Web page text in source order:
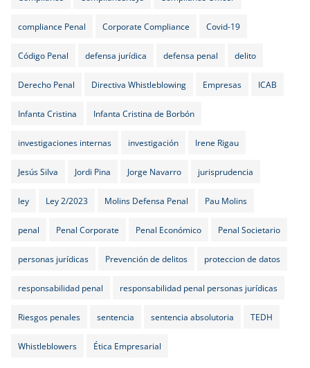
compliance Penal Corporate Compliance Covid-19
Código Penal defensa jurídica defensa penal delito
Derecho Penal Directiva Whistleblowing Empresas ICAB
Infanta Cristina Infanta Cristina de Borbón
investigaciones internas investigación Irene Rigau
Jesús Silva Jordi Pina Jorge Navarro jurisprudencia
ley Ley 2/2023 Molins Defensa Penal Pau Molins
penal Penal Corporate Penal Económico Penal Societario
personas jurídicas Prevención de delitos proteccion de datos
responsabilidad penal responsabilidad penal personas jurídicas
Riesgos penales sentencia sentencia absolutoria TEDH
Whistleblowers Ética Empresarial